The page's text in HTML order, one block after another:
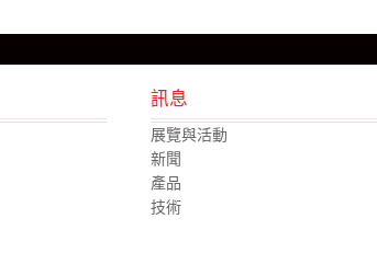
訊息
展覽與活動
新聞
產品
技術